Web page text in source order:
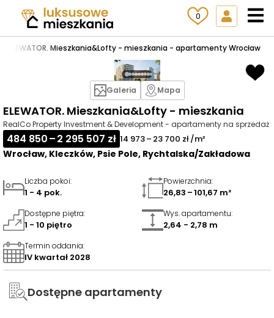
0
ELEWATOR. Mieszkania&Lofty - mieszkania - apartamenty Wrocław
ELEWATOR. Mieszkania&Lofty - mieszkania
RealCo Property Investment & Development - apartamenty na sprzedaż
484 850 – 2 295 507 zł 14 973 – 23 700 zł /m²
Wrocław, Kleczków, Psie Pole, Rychtalska/Zakładowa
Galeria Mapa
Liczba pokoi:
1 - 4 pok.
Powierzchnia:
26,83 – 101,67 m²
Dostępne piętra:
1 - 10 piętro
Wys. apartamentu:
2,64 - 2,78 m
Termin oddania:
IV kwartał 2028
Dostępne apartamenty